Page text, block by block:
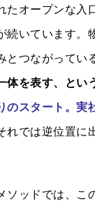
たオープンな入
続いています。
とつながってい
体を表す、とい
のスタート。実
れでは逆位置に
ソッドでは、